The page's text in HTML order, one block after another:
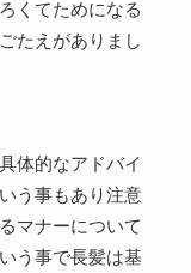
くてためになる
たえがありまし
体的なアドバイ
う事もあり注意
マナーについて
う事で長髪は基